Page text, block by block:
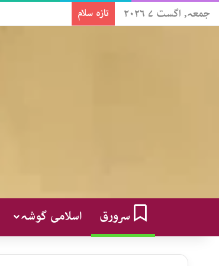
جمعہ, اگست ۷ ۲۰۲۶ تازہ سلام
سرورق اسلامی گوشہ